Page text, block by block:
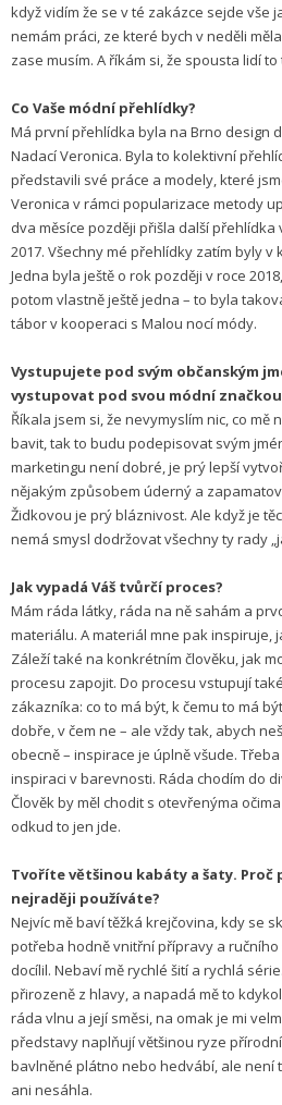
když vidím že se v té zakázce sejde vše
nemám práci, ze které bych v neděli
zase musím. A říkám si, že spousta lidí
Co Vaše módní přehlídky?
Má první přehlídka byla na Brno design
Nadací Veronica. Byla to kolektivní
představili své práce a modely, které
Veronica v rámci popularizace metody
dva měsíce později přišla další přehlídka
2017. Všechny mé přehlídky zatím byly v
Jedna byla ještě o rok později v roce
potom vlastně ještě jedna – to byla
tábor v kooperaci s Malou nocí módy.
Vystupujete pod svým občanským
vystupovat pod svou módní
Říkala jsem si, že nevymyslím nic, co
bavit, tak to budu podepisovat svým
marketingu není dobré, je prý lepší
nějakým způsobem úderný a
Židkovou je prý bláznivost. Ale když je
nemá smysl dodržovat všechny ty rady
Jak vypadá Váš tvůrčí proces?
Mám ráda látky, ráda na ně sahám a
materiálu. A materiál mne pak inspiruje,
Záleží také na konkrétním člověku, jak
procesu zapojit. Do procesu vstupují
zákazníka: co to má být, k čemu to má
dobře, v čem ne – ale vždy tak, abych
obecně – inspirace je úplně všude.
inspiraci v barevnosti. Ráda chodím do
Člověk by měl chodit s otevřenýma
odkud to jen jde.
Tvoříte většinou kabáty a šaty. Proč
nejraději používáte?
Nejvíc mě baví těžká krejčovina, kdy se
potřeba hodně vnitřní přípravy a ručního
docílil. Nebaví mě rychlé šití a rychlá
přirozeně z hlavy, a napadá mě to
ráda vlnu a její směsi, na omak je mi
představy naplňují většinou ryze
bavlněné plátno nebo hedvábí, ale není
ani nesáhla.